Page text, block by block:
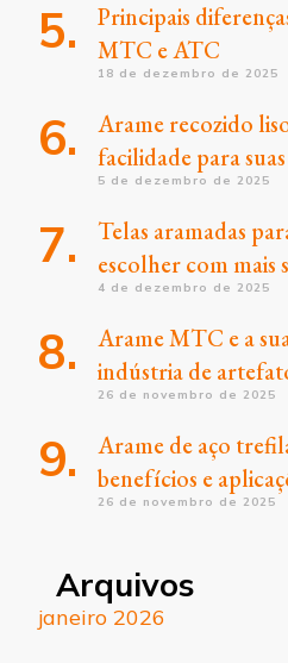
Principais
MTC e ATC
18 de dezembro de 2025
Arame recozido
facilidade para
5 de dezembro de 2025
Telas aramadas
escolher com mais
4 de dezembro de 2025
Arame MTC e a
indústria de
26 de novembro de 2025
Arame de aço
benefícios e
26 de novembro de 2025
Arquivos
janeiro 2026